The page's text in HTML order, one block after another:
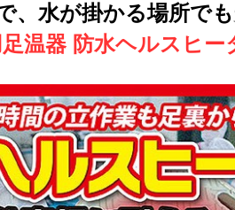
、水が掛かる場所で
温器 防水ヘルスヒー